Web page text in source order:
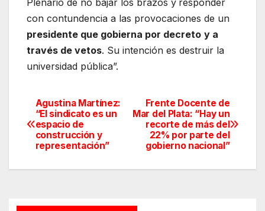
con contundencia a las provocaciones de un
presidente que gobierna por decreto y a
través de vetos. Su intención es destruir la
universidad pública”.
Navegación
de
entradas
Frente Docente de
Mar del Plata: “Hay un
recorte de más del
22% por parte del
gobierno nacional”
Agustina Martínez:
“El sindicato es un
espacio de
construcción y
representación”